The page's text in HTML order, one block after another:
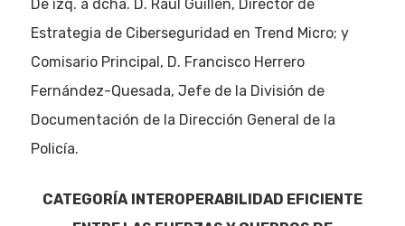
De izq. a dcha. D. Raúl Guillén, Director de
Estrategia de Ciberseguridad en Trend Micro; y
Comisario Principal, D. Francisco Herrero
Fernández-Quesada, Jefe de la División de
Documentación de la Dirección General de la
Policía.
CATEGORÍA INTEROPERABILIDAD EFICIENTE